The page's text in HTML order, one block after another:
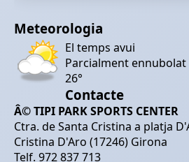
Meteorologia
El temps avui
Parcialment ennubolat
26°
Contacte
Â© TIPI PARK SPORTS CENTER
Ctra. de Santa Cristina a platja
Cristina D'Aro (17246) Girona
Telf. 972 837 713